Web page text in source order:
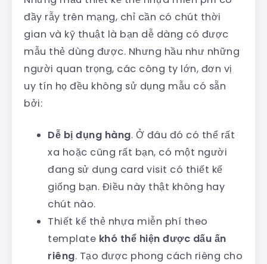
đầy rẫy trên mạng, chỉ cần có chút thời
gian và kỹ thuật là bạn dễ dàng có được
mẫu thẻ dùng được. Nhưng hầu như những
người quan trọng, các công ty lớn, đơn vị
uy tín họ đều không sử dụng mẫu có sẵn
bởi:
Dễ bị đụng hàng. Ở đâu đó có thể rất
xa hoặc cũng rất bạn, có một người
đang sử dụng card visit có thiết kế
giống bạn. Điều này thật không hay
chút nào.
Thiết kế thẻ nhựa miễn phí theo
template khó thể hiện được dấu ấn
riêng. Tạo được phong cách riêng cho